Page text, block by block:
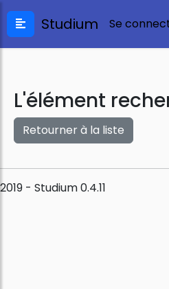
Studium Se
L'élément
Retourner à la liste
2019 - Studium 0.4.11